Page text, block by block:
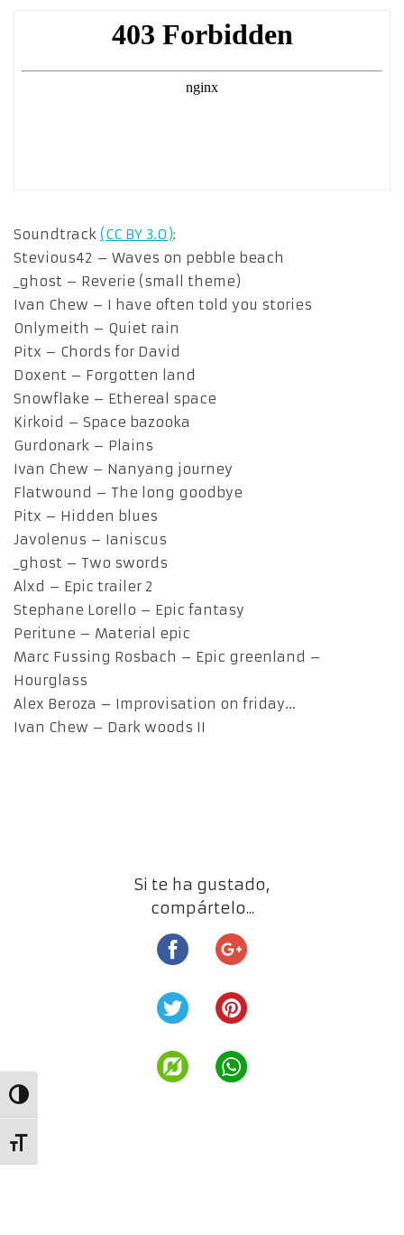
Alternar alto contraste
Alternar tamaño de letra
Soundtrack (CC BY 3.0):
Stevious42 – Waves on pebble beach
_ghost – Reverie (small theme)
Ivan Chew – I have often told you stories
Onlymeith – Quiet rain
Pitx – Chords for David
Doxent – Forgotten land
Snowflake – Ethereal space
Kirkoid – Space bazooka
Gurdonark – Plains
Ivan Chew – Nanyang journey
Flatwound – The long goodbye
Pitx – Hidden blues
Javolenus – Ianiscus
_ghost – Two swords
Alxd – Epic trailer 2
Stephane Lorello – Epic fantasy
Peritune – Material epic
Marc Fussing Rosbach – Epic greenland –
Hourglass
Alex Beroza – Improvisation on friday…
Ivan Chew – Dark woods II
Si te ha gustado,
compártelo...